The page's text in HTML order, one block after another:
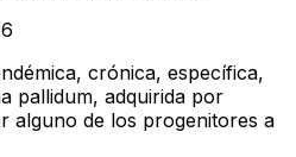
crónica, específica,
pallidum, adquirida por
alguno de los progenitores a